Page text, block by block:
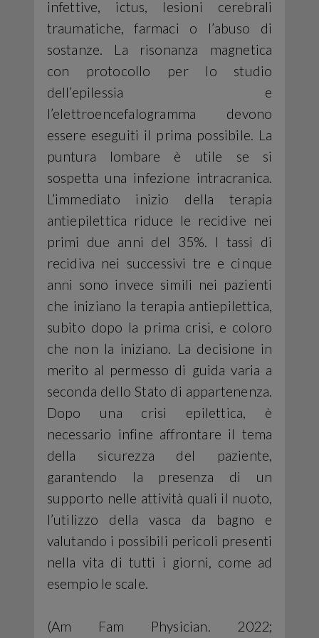
infettive, ictus, lesioni cerebrali
traumatiche, farmaci o l’abuso di
sostanze. La risonanza magnetica
con protocollo per lo studio
dell’epilessia e
l’elettroencefalogramma devono
essere eseguiti il prima possibile. La
puntura lombare è utile se si
sospetta una infezione intracranica.
L’immediato inizio della terapia
antiepilettica riduce le recidive nei
primi due anni del 35%. I tassi di
recidiva nei successivi tre e cinque
anni sono invece simili nei pazienti
che iniziano la terapia antiepilettica,
subito dopo la prima crisi, e coloro
che non la iniziano. La decisione in
merito al permesso di guida varia a
seconda dello Stato di appartenenza.
Dopo una crisi epilettica, è
necessario infine affrontare il tema
della sicurezza del paziente,
garantendo la presenza di un
supporto nelle attività quali il nuoto,
l’utilizzo della vasca da bagno e
valutando i possibili pericoli presenti
nella vita di tutti i giorni, come ad
esempio le scale.
(Am Fam Physician. 2022;